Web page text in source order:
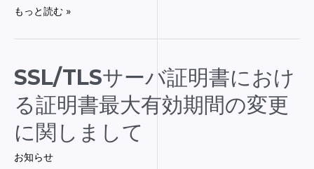
イ
の
お
知
ら
せ」
ワ
ド
カ
ー
証
明
もっと読む »
SSL/TLSサーバ証明書におけ
る証明書最大有効期間の変更
に関しまして
お知らせ
SSL/TLS
サ
ー
バ
証
明